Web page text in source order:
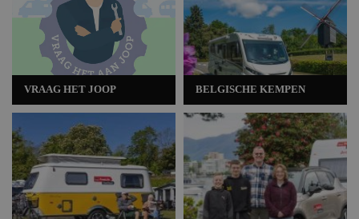
VRAAG HET JOOP BELGISCHE KEMPEN